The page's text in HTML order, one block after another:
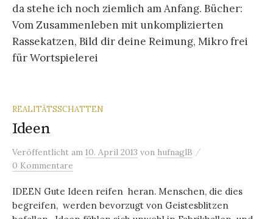
da stehe ich noch ziemlich am Anfang. Bücher:
Vom Zusammenleben mit unkomplizierten
Rassekatzen, Bild dir deine Reimung, Mikro frei
für Wortspielerei
REALITÄTSSCHATTEN
Ideen
Veröffentlicht am 10. April 2013 von hufnaglB /
0 Kommentare
IDEEN Gute Ideen reifen heran. Menschen, die dies
begreifen, werden bevorzugt von Geistesblitzen